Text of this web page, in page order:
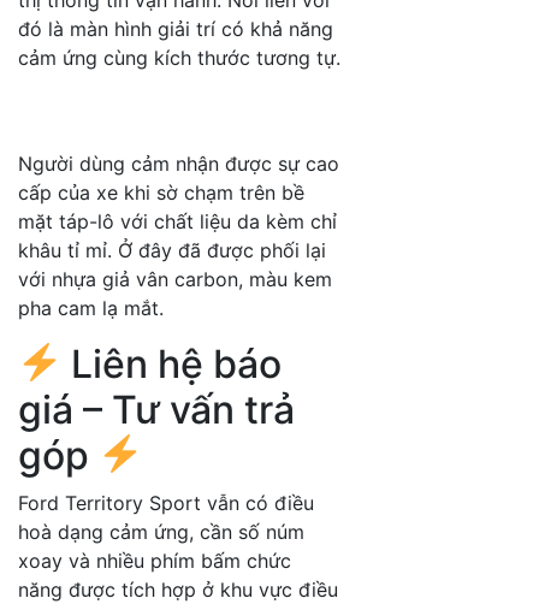
đó là màn hình giải trí có khả năng
cảm ứng cùng kích thước tương tự.
Người dùng cảm nhận được sự cao
cấp của xe khi sờ chạm trên bề
mặt táp-lô với chất liệu da kèm chỉ
khâu tỉ mỉ. Ở đây đã được phối lại
với nhựa giả vân carbon, màu kem
pha cam lạ mắt.
Liên hệ báo
giá – Tư vấn trả
góp
Ford Territory Sport vẫn có điều
hoà dạng cảm ứng, cần số núm
xoay và nhiều phím bấm chức
năng được tích hợp ở khu vực điều